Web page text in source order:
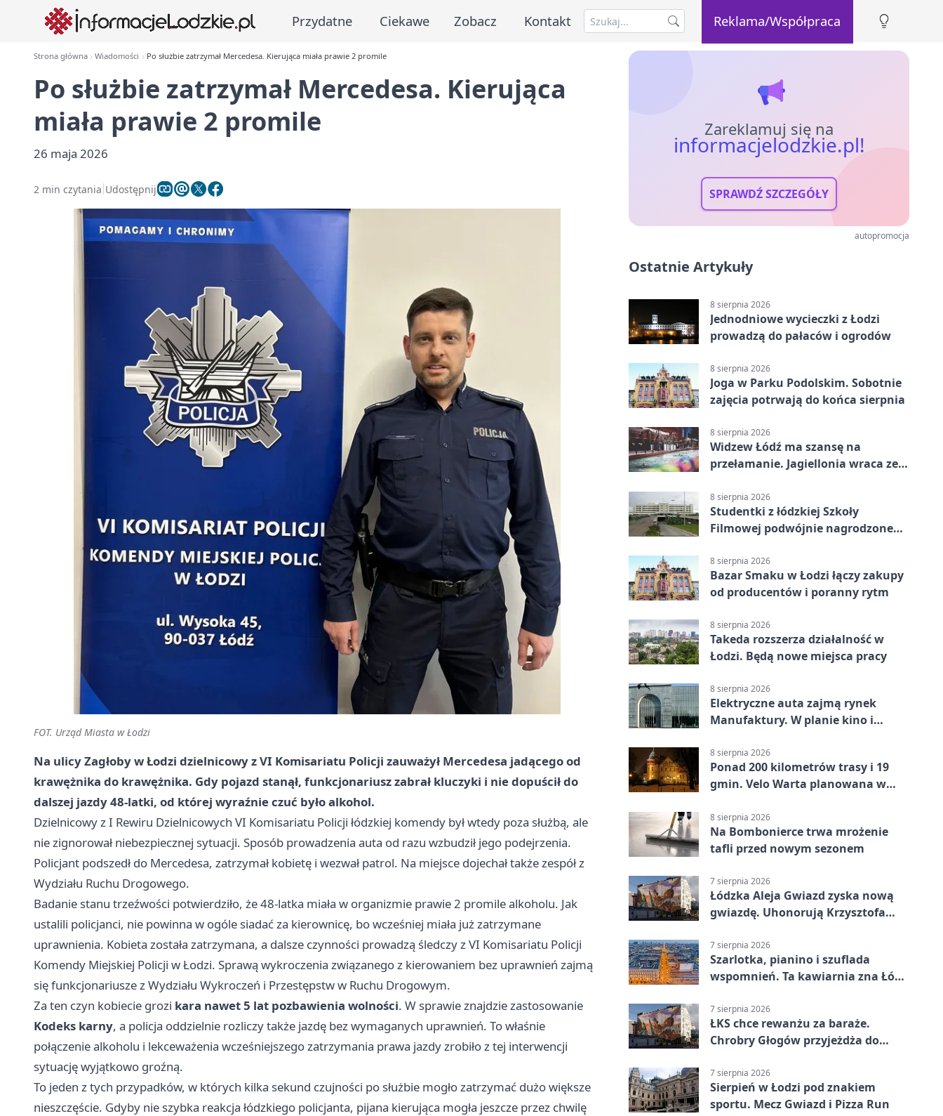
Przydatne Ciekawe Zobacz Kontakt Reklama/Współpraca
Strona główna Wiadomości Po służbie zatrzymał Mercedesa. Kierująca miała prawie 2 promile
Po służbie zatrzymał Mercedesa. Kierująca
miała prawie 2 promile
26 maja 2026
2 min czytania Udostępnij
FOT. Urząd Miasta w Łodzi
Na ulicy Zagłoby w Łodzi dzielnicowy z VI Komisariatu Policji zauważył Mercedesa jadącego od
krawężnika do krawężnika. Gdy pojazd stanął, funkcjonariusz zabrał kluczyki i nie dopuścił do
dalszej jazdy 48-latki, od której wyraźnie czuć było alkohol.
Dzielnicowy z I Rewiru Dzielnicowych VI Komisariatu Policji łódzkiej komendy był wtedy poza służbą, ale
nie zignorował niebezpiecznej sytuacji. Sposób prowadzenia auta od razu wzbudził jego podejrzenia.
Policjant podszedł do Mercedesa, zatrzymał kobietę i wezwał patrol. Na miejsce dojechał także zespół z
Wydziału Ruchu Drogowego.
Badanie stanu trzeźwości potwierdziło, że 48-latka miała w organizmie prawie 2 promile alkoholu. Jak
ustalili policjanci, nie powinna w ogóle siadać za kierownicę, bo wcześniej miała już zatrzymane
uprawnienia. Kobieta została zatrzymana, a dalsze czynności prowadzą śledczy z VI Komisariatu Policji
Komendy Miejskiej Policji w Łodzi. Sprawą wykroczenia związanego z kierowaniem bez uprawnień zajmą
się funkcjonariusze z Wydziału Wykroczeń i Przestępstw w Ruchu Drogowym.
Za ten czyn kobiecie grozi kara nawet 5 lat pozbawienia wolności. W sprawie znajdzie zastosowanie
Kodeks karny, a policja oddzielnie rozliczy także jazdę bez wymaganych uprawnień. To właśnie
połączenie alkoholu i lekceważenia wcześniejszego zatrzymania prawa jazdy zrobiło z tej interwencji
sytuację wyjątkowo groźną.
To jeden z tych przypadków, w których kilka sekund czujności po służbie mogło zatrzymać dużo większe
nieszczęście. Gdyby nie szybka reakcja łódzkiego policjanta, pijana kierująca mogła jeszcze przez chwilę
Zareklamuj się na
informacjelodzkie.pl!
SPRAWDŹ SZCZEGÓŁY
autopromocja
Ostatnie Artykuły
8 sierpnia 2026
Jednodniowe wycieczki z Łodzi
prowadzą do pałaców i ogrodów
8 sierpnia 2026
Joga w Parku Podolskim. Sobotnie
zajęcia potrwają do końca sierpnia
8 sierpnia 2026
Widzew Łódź ma szansę na
przełamanie. Jagiellonia wraca ze
8 sierpnia 2026
Studentki z łódzkiej Szkoły
Filmowej podwójnie nagrodzone
8 sierpnia 2026
Bazar Smaku w Łodzi łączy zakupy
od producentów i poranny rytm
8 sierpnia 2026
Takeda rozszerza działalność w
Łodzi. Będą nowe miejsca pracy
8 sierpnia 2026
Elektryczne auta zajmą rynek
Manufaktury. W planie kino i
8 sierpnia 2026
Ponad 200 kilometrów trasy i 19
gmin. Velo Warta planowana w
8 sierpnia 2026
Na Bombonierce trwa mrożenie
tafli przed nowym sezonem
7 sierpnia 2026
Łódzka Aleja Gwiazd zyska nową
gwiazdę. Uhonorują Krzysztofa
7 sierpnia 2026
Szarlotka, pianino i szuflada
wspomnień. Ta kawiarnia zna Łódź
7 sierpnia 2026
ŁKS chce rewanżu za baraże.
Chrobry Głogów przyjeżdża do
7 sierpnia 2026
Sierpień w Łodzi pod znakiem
sportu. Mecz Gwiazd i Pizza Run